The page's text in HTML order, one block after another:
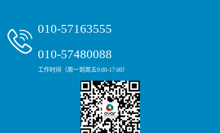
010-57163555
010-57480088
工作时间（周一到周五9:00-17:00）